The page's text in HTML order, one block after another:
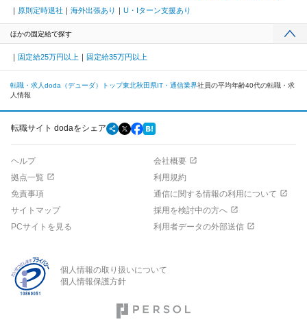
原則定時退社
海外出張あり U・Iターン支援あり
ほかの固定給で探す
固定給25万円以上 固定給35万円以上
転職・求人doda（デューダ）トップ東北秋田県IT・通信業界社員の平均年齢40代の転職・求
人情報
転職サイト dodaをシェア
ヘルプ
会社概要
拠点一覧
利用規約
免責事項
通信に関する情報の利用について
サイトマップ
採用を検討中の方へ
PCサイトを見る
利用者データの外部送信
個人情報の取り扱いについて
個人情報保護方針